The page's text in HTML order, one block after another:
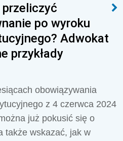
po wyroku
Adwokat
przykłady
obowiązywania
z 4 czerwca 2024
już pokusić się o
także wskazać, jak w